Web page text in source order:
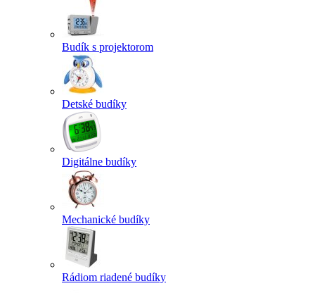
Budík s projektorom
Detské budíky
Digitálne budíky
Mechanické budíky
Rádiom riadené budíky